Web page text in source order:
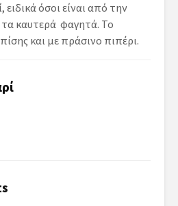
όσοι είναι από την
καυτερά φαγητά. Το
και με πράσινο πιπέρι.